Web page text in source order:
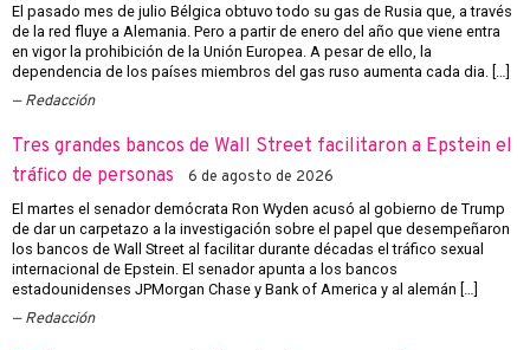
El pasado mes de julio Bélgica obtuvo todo su gas de Rusia que, a través
de la red fluye a Alemania. Pero a partir de enero del año que viene entra
en vigor la prohibición de la Unión Europea. A pesar de ello, la
dependencia de los países miembros del gas ruso aumenta cada dia. […]
Redacción
Tres grandes bancos de Wall Street facilitaron a Epstein el
tráfico de personas
6 de agosto de 2026
El martes el senador demócrata Ron Wyden acusó al gobierno de Trump
de dar un carpetazo a la investigación sobre el papel que desempeñaron
los bancos de Wall Street al facilitar durante décadas el tráfico sexual
internacional de Epstein. El senador apunta a los bancos
estadounidenses JPMorgan Chase y Bank of America y al alemán […]
Redacción